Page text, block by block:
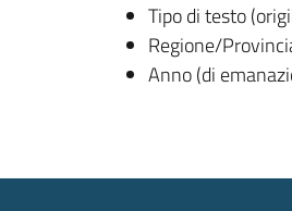
Tipo di testo
Regione/
Anno (di